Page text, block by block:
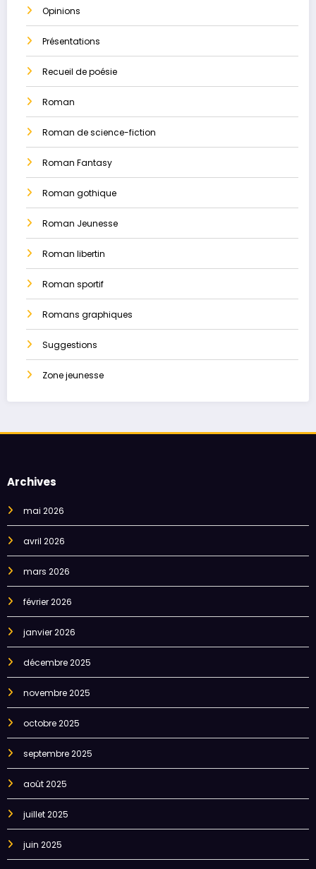
Opinions
Présentations
Recueil de poésie
Roman
Roman de science-fiction
Roman Fantasy
Roman gothique
Roman Jeunesse
Roman libertin
Roman sportif
Romans graphiques
Suggestions
Zone jeunesse
Archives
mai 2026
avril 2026
mars 2026
février 2026
janvier 2026
décembre 2025
novembre 2025
octobre 2025
septembre 2025
août 2025
juillet 2025
juin 2025